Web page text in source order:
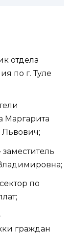
отдела
по г. Туле
Маргарита
Львович;
по
граждан